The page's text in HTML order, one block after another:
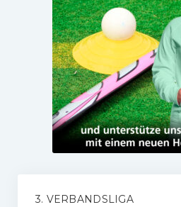
3. VERBANDSLIGA